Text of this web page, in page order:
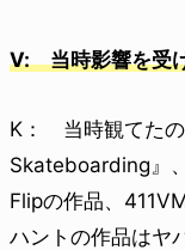
V: 当時影響を受
K： 当時観てた
Skateboarding』
Flipの作品、
ハントの作品はヤ